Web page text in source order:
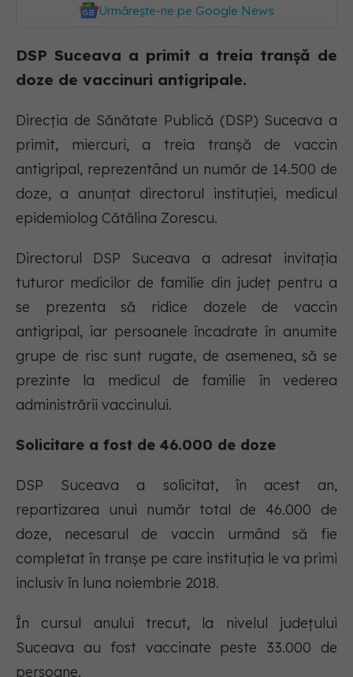
Urmărește-ne pe Google News
DSP Suceava a primit a treia tranșă de
doze de vaccinuri antigripale.
Direcţia de Sănătate Publică (DSP) Suceava a
primit, miercuri, a treia tranşă de vaccin
antigripal, reprezentând un număr de 14.500 de
doze, a anunţat directorul instituţiei, medicul
epidemiolog Cătălina Zorescu.
Directorul DSP Suceava a adresat invitaţia
tuturor medicilor de familie din judeţ pentru a
se prezenta să ridice dozele de vaccin
antigripal, iar persoanele încadrate în anumite
grupe de risc sunt rugate, de asemenea, să se
prezinte la medicul de familie în vederea
administrării vaccinului.
Solicitare a fost de 46.000 de doze
DSP Suceava a solicitat, în acest an,
repartizarea unui număr total de 46.000 de
doze, necesarul de vaccin urmând să fie
completat în tranşe pe care instituţia le va primi
inclusiv în luna noiembrie 2018.
În cursul anului trecut, la nivelul judeţului
Suceava au fost vaccinate peste 33.000 de
persoane.